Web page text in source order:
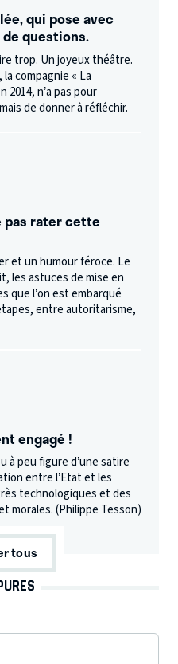
qui pose avec
questions.
trop. Un joyeux théâtre.
compagnie « La
n’a pas pour
de donner à réfléchir.
pas rater cette
et un humour féroce. Le
les astuces de mise en
que l’on est embarqué
entre autoritarisme,
engagé !
à peu figure d’une satire
entre l’Etat et les
technologiques et des
morales. (Philippe Tesson)
tous